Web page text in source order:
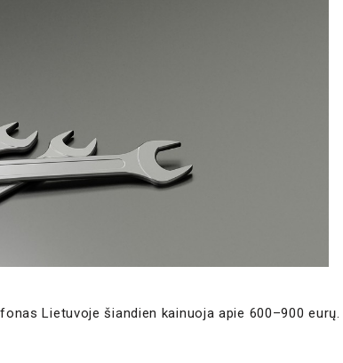
Lietuvoje šiandien kainuoja apie 600–900 eurų.